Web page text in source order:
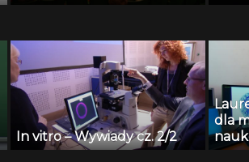
In vitro – Wywiady cz. 2/2
dla